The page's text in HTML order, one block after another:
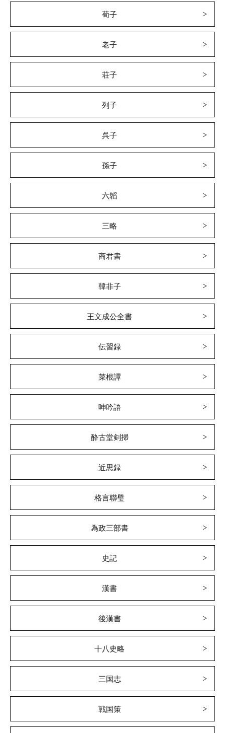
荀子
老子
荘子
列子
呉子
孫子
六韜
三略
商君書
韓非子
王文成公全書
伝習録
菜根譚
呻吟語
酔古堂剣掃
近思録
格言聯璧
為政三部書
史記
漢書
後漢書
十八史略
三国志
戦国策